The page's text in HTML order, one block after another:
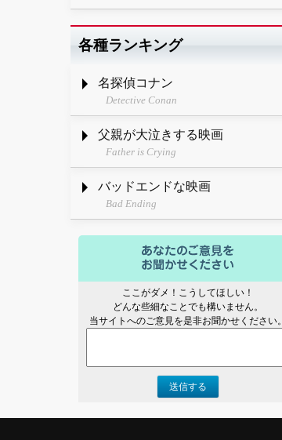
各種ランキング
名探偵コナン
Detective Conan
父親が大泣きする映画
Father is Crying
バッドエンドな映画
Bad Ending
ここがダメ！こうしてほしい！
どんな些細なことでも構いません。
当サイトへのご意見を是非お聞かせください。
送信する